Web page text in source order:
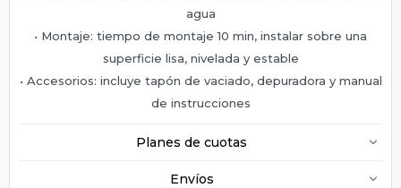
agua
• Montaje: tiempo de montaje 10 min, instalar sobre una
superficie lisa, nivelada y estable
• Accesorios: incluye tapón de vaciado, depuradora y manual
de instrucciones
Planes de cuotas
Envíos